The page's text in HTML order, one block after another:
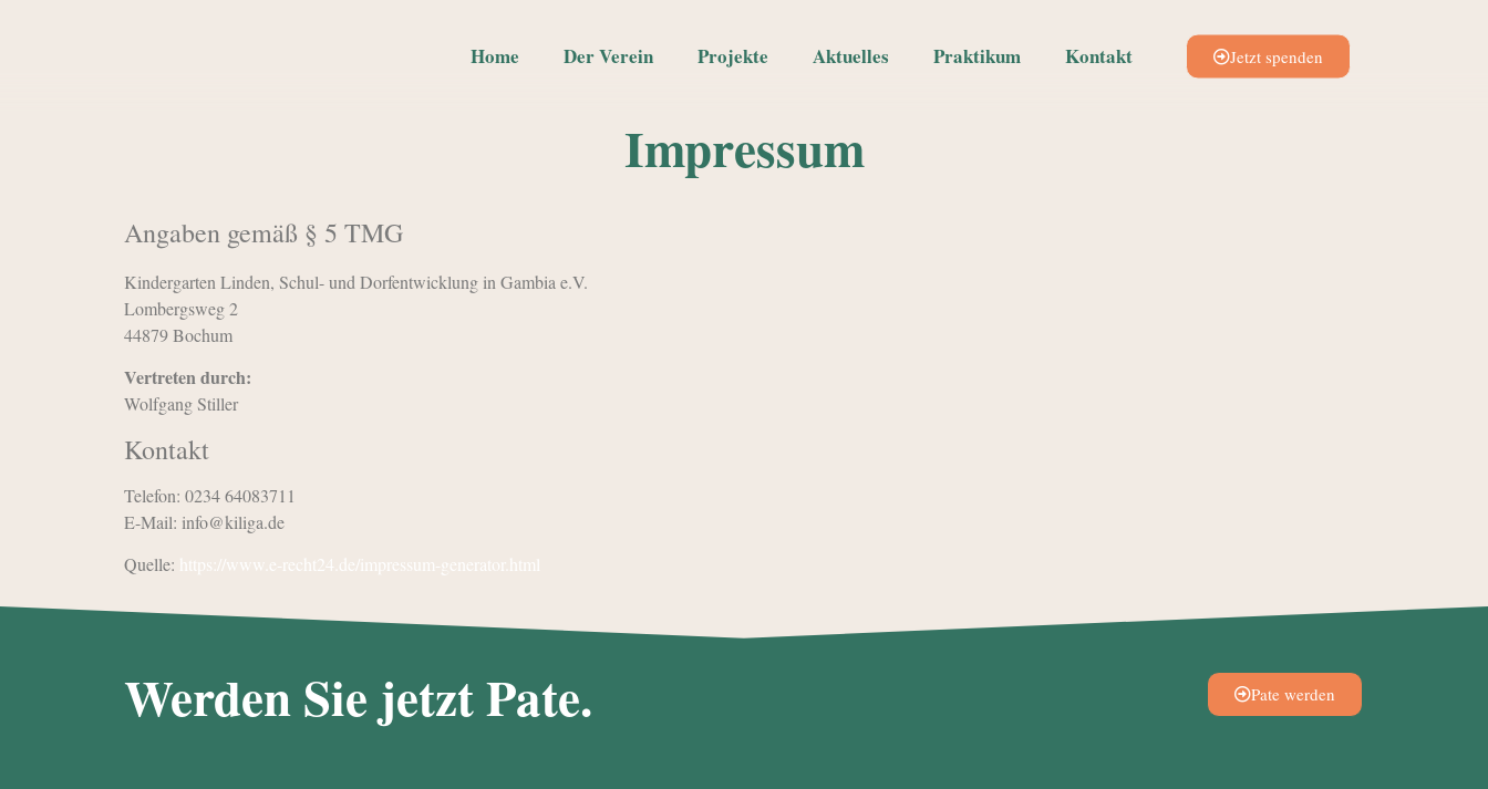
Home Der Verein Projekte Aktuelles Praktikum Kontakt Jetzt spenden
Impressum
Angaben gemäß § 5 TMG
Kindergarten Linden, Schul- und Dorfentwicklung in Gambia e.V.
Lombergsweg 2
44879 Bochum
Vertreten durch:
Wolfgang Stiller
Kontakt
Telefon: 0234 64083711
E-Mail: info@kiliga.de
Quelle: https://www.e-recht24.de/impressum-generator.html
Werden Sie jetzt Pate. Pate werden